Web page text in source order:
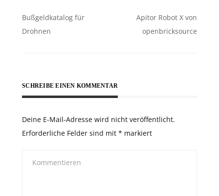
Beitragsnavigation
Bußgeldkatalog für
Drohnen
Apitor Robot X von
openbricksource
SCHREIBE EINEN KOMMENTAR
Deine E-Mail-Adresse wird nicht veröffentlicht.
Erforderliche Felder sind mit * markiert